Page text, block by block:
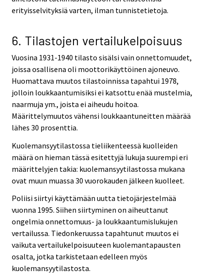
erityisselvityksiä varten, ilman tunnistetietoja.
6. Tilastojen vertailukelpoisuus
Vuosina 1931-1940 tilasto sisälsi vain onnettomuudet,
joissa osallisena oli moottorikäyttöinen ajoneuvo.
Huomattava muutos tilastoinnissa tapahtui 1978,
jolloin loukkaantumisiksi ei katsottu enää mustelmia,
naarmuja ym., joista ei aiheudu hoitoa.
Määrittelymuutos vähensi loukkaantuneitten määrää
lähes 30 prosenttia.
Kuolemansyytilastossa tieliikenteessä kuolleiden
määrä on hieman tässä esitettyjä lukuja suurempi eri
määrittelyjen takia: kuolemansyytilastossa mukana
ovat muun muassa 30 vuorokauden jälkeen kuolleet.
Poliisi siirtyi käyttämään uutta tietojärjestelmää
vuonna 1995. Siihen siirtyminen on aiheuttanut
ongelmia onnettomuus- ja loukkaantumislukujen
vertailussa. Tiedonkeruussa tapahtunut muutos ei
vaikuta vertailukelpoisuuteen kuolemantapausten
osalta, jotka tarkistetaan edelleen myös
kuolemansyytilastosta.